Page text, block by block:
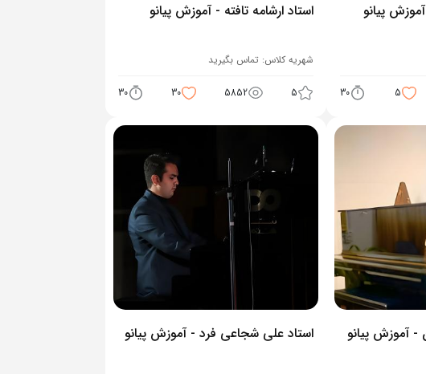
پیانو
5
30
استاد ارشامه تافته - آموزش پیانو
شهریه کلاس: تماس بگیرید
5
5852
30
30
- آموزش پیانو استاد علی شجاعی فرد - آموزش پیانو